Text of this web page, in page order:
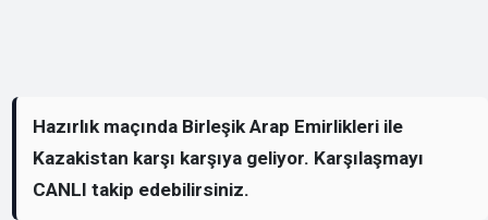
Hazırlık maçında Birleşik Arap Emirlikleri ile
Kazakistan karşı karşıya geliyor. Karşılaşmayı
CANLI takip edebilirsiniz.